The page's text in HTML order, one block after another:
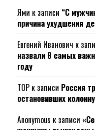
Ями к записи “С
причина ухудшения
Евгений Иванович к
назвали 8 самых
году
ТОР к записи Россия
остановивших
Anonymous к записи